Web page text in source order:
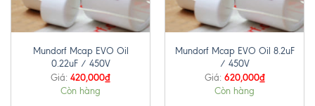
Mundorf Mcap EVO Oil
0.22uF / 450V
Giá: 420,000₫
Còn hàng
Mundorf Mcap EVO Oil 8.2uF
/ 450V
Giá: 620,000₫
Còn hàng